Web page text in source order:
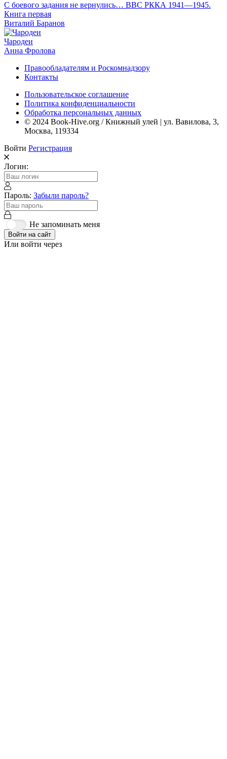
С боевого задания не вернулись… ВВС РККА 1941—1945.
Книга первая
Виталий Баранов
Чародеи
Анна Фролова
Правообладателям и Роскомнадзору
Контакты
Пользовательское соглашение
Политика конфиденциальности
Обработка персональных данных
© 2024 Book-Hive.org / Книжный улей | ул. Вавилова, 3,
Москва, 119334
Войти Регистрация
Логин:
Пароль: Забыли пароль?
Не запоминать меня
Войти на сайт
Или войти через